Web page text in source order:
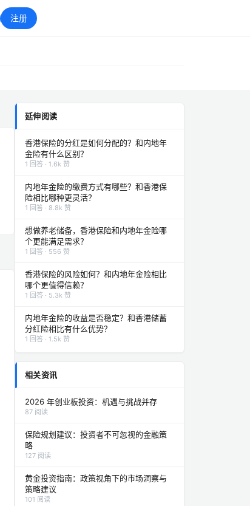
注册
延伸阅读
香港保险的分红是如何分配的？和内地年
金险有什么区别？
1 回答 · 1.6k 赞
内地年金险的缴费方式有哪些？和香港保
险相比哪种更灵活？
1 回答 · 8.8k 赞
想做养老储备，香港保险和内地年金险哪
个更能满足需求？
1 回答 · 556 赞
香港保险的风险如何？和内地年金险相比
哪个更值得信赖？
1 回答 · 5.3k 赞
内地年金险的收益是否稳定？和香港储蓄
分红险相比有什么优势？
1 回答 · 1.5k 赞
相关资讯
2026 年创业板投资：机遇与挑战并存
87 阅读
保险规划建议：投资者不可忽视的金融策
略
127 阅读
黄金投资指南：政策视角下的市场洞察与
策略建议
101 阅读